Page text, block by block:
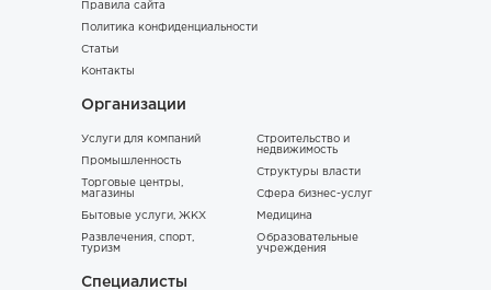
Правила сайта
Политика конфиденциальности
Статьи
Контакты
Организации
Услуги для компаний
Промышленность
Торговые центры,
магазины
Бытовые услуги, ЖКХ
Развлечения, спорт,
туризм
Строительство и
недвижимость
Структуры власти
Сфера бизнес-услуг
Медицина
Образовательные
учреждения
Специалисты